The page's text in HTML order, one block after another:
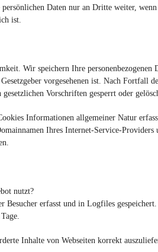
Daten nur an Dritte weiter,
ist.
Wir speichern Ihre
vorgesehenen ist. Nach Fortfall
Vorschriften gesperrt oder
Informationen allgemeiner Natur
Ihres Internet-Service-
nutzt?
erfasst und in Logfiles
Inhalte von Webseiten korrekt